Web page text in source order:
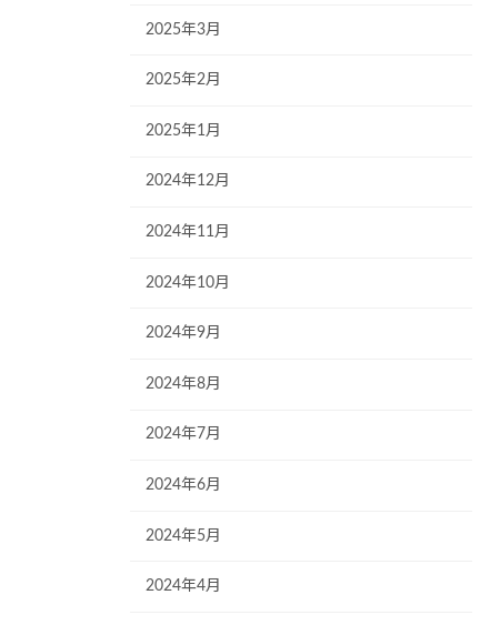
2025年3月
2025年2月
2025年1月
2024年12月
2024年11月
2024年10月
2024年9月
2024年8月
2024年7月
2024年6月
2024年5月
2024年4月